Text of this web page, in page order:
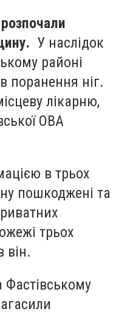
У наслідок
районі
поранення ніг.
лікарню,
ОВА
в трьох
пошкоджені та
трьох
він.
Фастівському